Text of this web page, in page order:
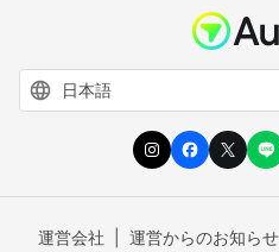
運営会社 運営からのお知らせ